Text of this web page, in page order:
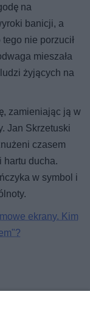
na
banicji, a
nie porzucił
mieszała
żyjących na
zamieniając ją w
Jan Skrzetuski
czasem
hartu ducha.
w symbol i
ekrany. Kim